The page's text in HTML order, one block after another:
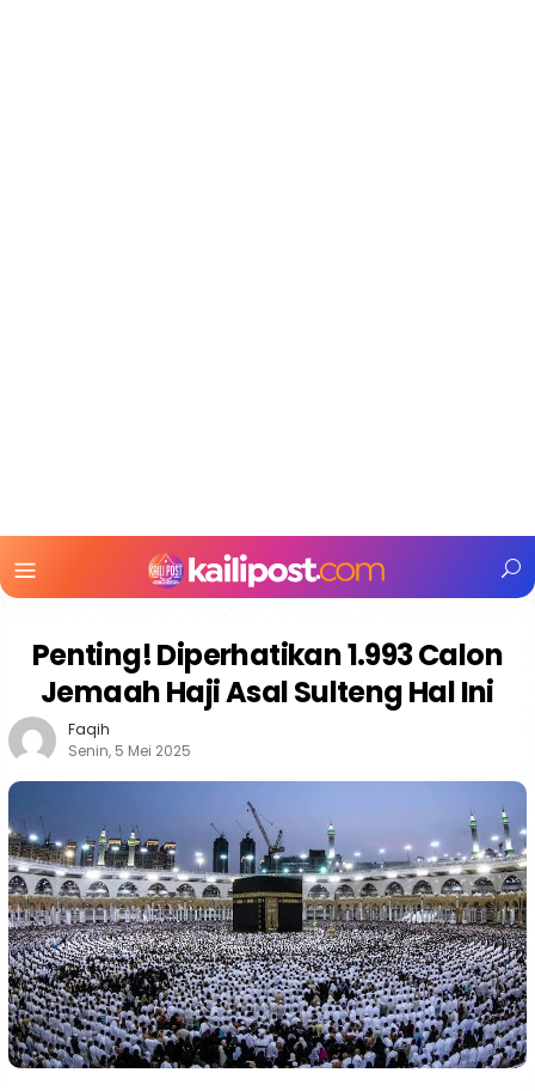
Mobile
Penting! Diperhatikan 1.993 Calon
Jemaah Haji Asal Sulteng Hal Ini
Faqih
Senin, 5 Mei 2025